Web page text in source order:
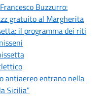
Buzzurro:
gratuito al Margherita
il programma dei riti
antiaereo entrano nella
Sicilia”